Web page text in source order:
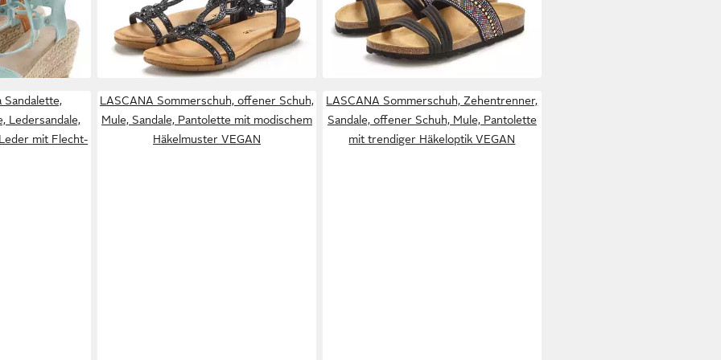
Bast-
Sandalette, Sandale mit elastischen
Riemen & eleganten Glitzersteinen
VEGAN
59,99 €
Komfortkorkfußbett aus Leder und
elastischen Riemen
49,99 € 59,99 €
-17%
Sandalette,
Ledersandale,
mit Flecht-
LASCANA Sommerschuh, offener Schuh,
Mule, Sandale, Pantolette mit modischem
Häkelmuster VEGAN
LASCANA Sommerschuh, Zehentrenner,
Sandale, offener Schuh, Mule, Pantolette
mit trendiger Häkeloptik VEGAN